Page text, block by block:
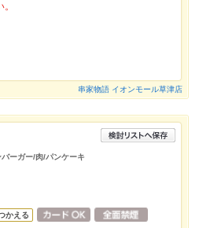
串家物語 イオンモール草津店
ーガー/肉/パンケーキ
かえる